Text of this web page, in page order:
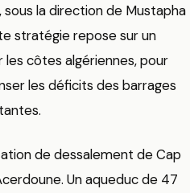
sous la direction de Mustapha
stratégie repose sur un
les côtes algériennes, pour
les déficits des barrages
de dessalement de Cap
Un aqueduc de 47